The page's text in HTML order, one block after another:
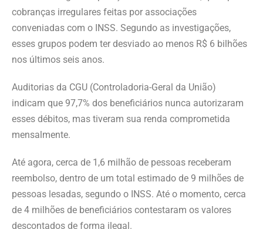
cobranças irregulares feitas por associações
conveniadas com o INSS. Segundo as investigações,
esses grupos podem ter desviado ao menos R$ 6 bilhões
nos últimos seis anos.
Auditorias da CGU (Controladoria-Geral da União)
indicam que 97,7% dos beneficiários nunca autorizaram
esses débitos, mas tiveram sua renda comprometida
mensalmente.
Até agora, cerca de 1,6 milhão de pessoas receberam
reembolso, dentro de um total estimado de 9 milhões de
pessoas lesadas, segundo o INSS. Até o momento, cerca
de 4 milhões de beneficiários contestaram os valores
descontados de forma ilegal.